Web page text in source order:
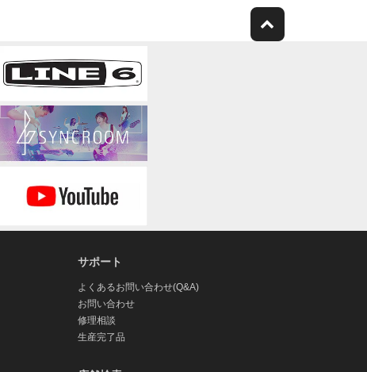
サポート
よくあるお問い合わせ(Q&A)
お問い合わせ
修理相談
生産完了品